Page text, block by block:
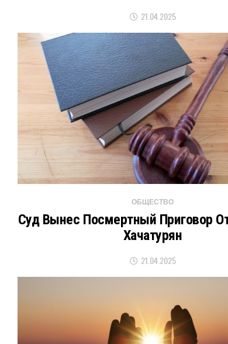
21.04.2025
ОБЩЕСТВО
Суд Вынес Посмертный Приговор
Хачатурян
21.04.2025